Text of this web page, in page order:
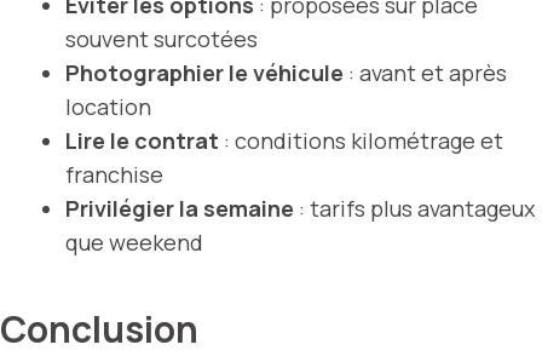
souvent surcotées
Photographier le véhicule : avant et après
location
Lire le contrat : conditions kilométrage et
franchise
Privilégier la semaine : tarifs plus avantageux
que weekend
Conclusion